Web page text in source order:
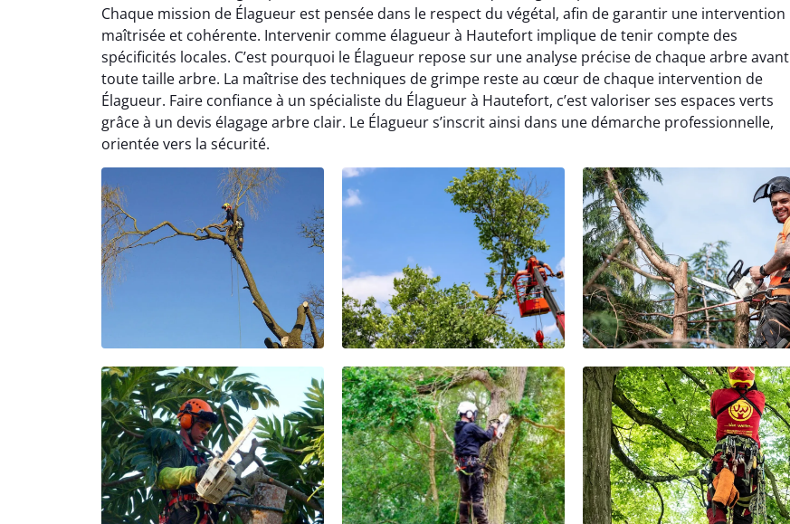
Chaque mission de Élagueur est pensée dans le respect du végétal, afin de garantir une intervention
maîtrisée et cohérente. Intervenir comme élagueur à Hautefort implique de tenir compte des
spécificités locales. C’est pourquoi le Élagueur repose sur une analyse précise de chaque arbre avant
toute taille arbre. La maîtrise des techniques de grimpe reste au cœur de chaque intervention de
Élagueur. Faire confiance à un spécialiste du Élagueur à Hautefort, c’est valoriser ses espaces verts
grâce à un devis élagage arbre clair. Le Élagueur s’inscrit ainsi dans une démarche professionnelle,
orientée vers la sécurité.